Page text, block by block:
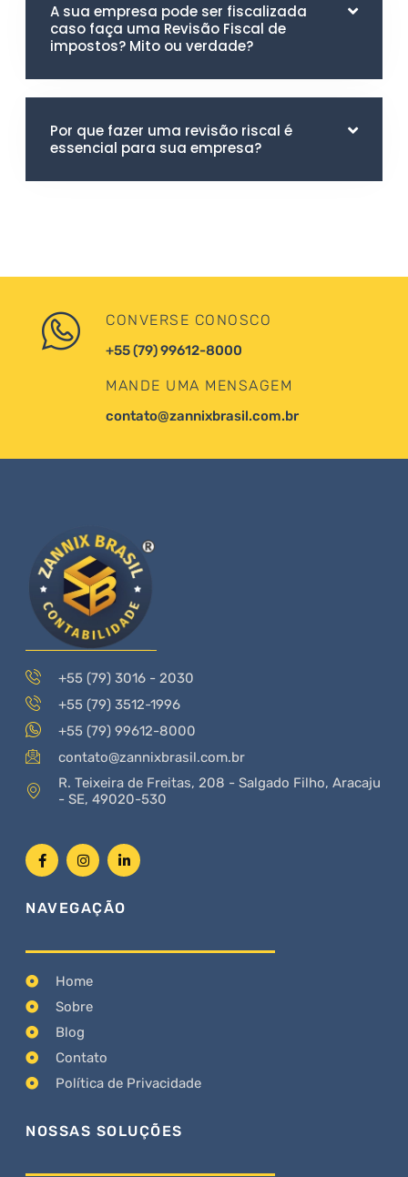
A sua empresa pode ser fiscalizada
caso faça uma Revisão Fiscal de
impostos? Mito ou verdade?
Por que fazer uma revisão riscal é
essencial para sua empresa?
CONVERSE CONOSCO
+55 (79) 99612-8000
MANDE UMA MENSAGEM
contato@zannixbrasil.com.br
+55 (79) 3016 - 2030
+55 (79) 3512-1996
+55 (79) 99612-8000
contato@zannixbrasil.com.br
R. Teixeira de Freitas, 208 - Salgado Filho, Aracaju
- SE, 49020-530
NAVEGAÇÃO
Home
Sobre
Blog
Contato
Política de Privacidade
NOSSAS SOLUÇÕES